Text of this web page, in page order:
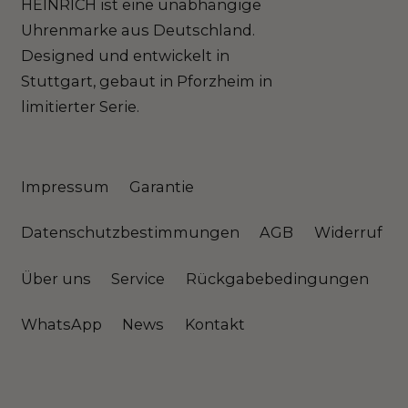
HEINRICH ist eine unabhängige
Uhrenmarke aus Deutschland.
Designed und entwickelt in
Stuttgart, gebaut in Pforzheim in
limitierter Serie.
Impressum Garantie
Datenschutzbestimmungen AGB Widerruf
Über uns Service Rückgabebedingungen
WhatsApp News Kontakt